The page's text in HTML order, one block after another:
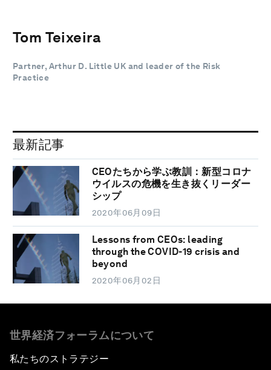
Tom Teixeira
Partner, Arthur D. Little UK and leader of the Risk
Practice
最新記事
CEOたちから学ぶ教訓：新型コロナ
ウイルスの危機を生き抜くリーダー
シップ
2020年06月09日
Lessons from CEOs: leading
through the COVID-19 crisis and
beyond
2020年06月02日
世界経済フォーラムについて
私たちのストラテジー